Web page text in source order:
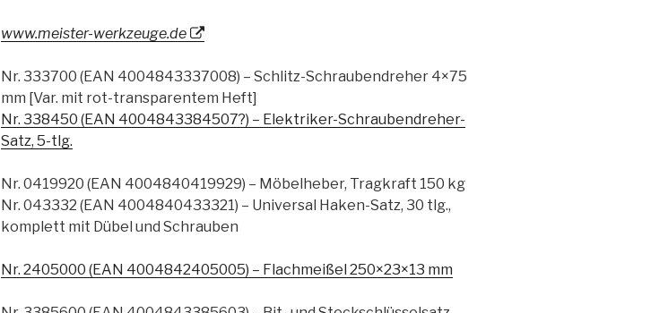
www.meister-werkzeuge.de
Nr. 333700 (EAN 4004843337008) – Schlitz-Schraubendreher 4×75
mm [Var. mit rot-transparentem Heft]
Nr. 338450 (EAN 4004843384507?) – Elektriker-Schraubendreher-
Satz, 5-tlg.
Nr. 0419920 (EAN 4004840419929) – Möbelheber, Tragkraft 150 kg
Nr. 043332 (EAN 4004840433321) – Universal Haken-Satz, 30 tlg.,
komplett mit Dübel und Schrauben
Nr. 2405000 (EAN 4004842405005) – Flachmeißel 250×23×13 mm